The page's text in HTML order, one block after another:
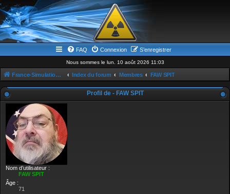
FAQ Connexion S’enregistrer
Nous sommes le lun. 10 août 2026 11:03
France-Simulation / Simulation-france-magazine.com Index du forum Membres FAW SPIT
Profil de - FAW SPIT
Nom d’utilisateur :
FAW SPIT
Âge :
71